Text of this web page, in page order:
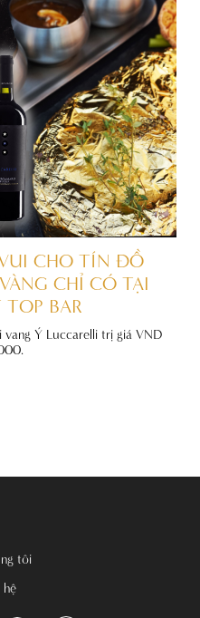
CHO TÍN ĐỒ
CHỈ CÓ TẠI
TOP BAR
Ý Luccarelli trị giá VND
tôi
hệ